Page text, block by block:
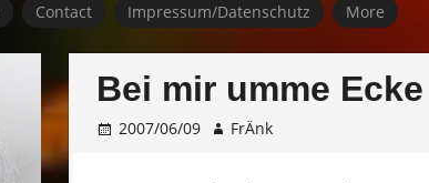
Contact Impressum/Datenschutz More
Bei mir umme Ecke
2007/06/09 FrÄnk